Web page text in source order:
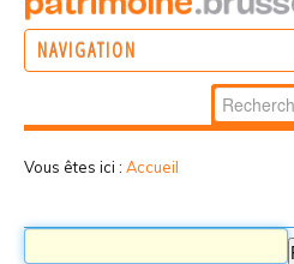
NAVIGATION
Chercher
Recherche
Vous êtes ici : Accueil